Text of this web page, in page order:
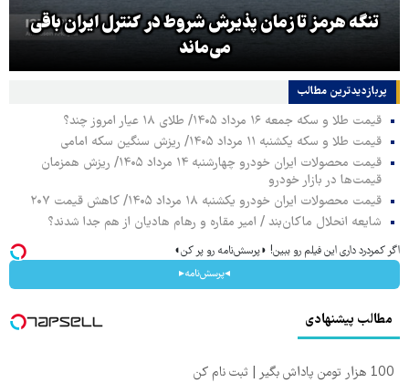
تنگه هرمز تا زمان پذیرش شروط در کنترل ایران باقی
می‌ماند
پربازدیدترین‌ مطالب
قیمت طلا و سکه جمعه ۱۶ مرداد ۱۴۰۵/ طلای ۱۸ عیار امروز چند؟
قیمت طلا و سکه یکشنبه ۱۱ مرداد ۱۴۰۵/ ریزش سنگین سکه امامی
قیمت محصولات ایران خودرو چهارشنبه ۱۴ مرداد ۱۴۰۵/ ریزش همزمان
قیمت‌ها در بازار خودرو
قیمت محصولات ایران خودرو یکشنبه ۱۸ مرداد ۱۴۰۵/ کاهش قیمت ۲۰۷
شایعه انحلال ماکان‌بند / امیر مقاره و رهام هادیان از هم جدا شدند؟
اگر کمردرد داری این فیلم رو ببین! ◗پرسش‌نامه رو پر کن◖
◂پرسش‌نامه▸
مطالب پیشنهادی
100 هزار تومن پاداش بگیر | ثبت نام کن